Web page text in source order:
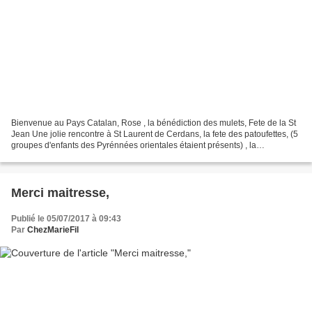
Bienvenue au Pays Catalan, Rose , la bénédiction des mulets, Fete de la St
Jean Une jolie rencontre à St Laurent de Cerdans, la fete des patoufettes, (5
groupes d'enfants des Pyrénnées orientales étaient présents) , la
Merci maitresse,
Publié le 05/07/2017 à 09:43
Par ChezMarieFil